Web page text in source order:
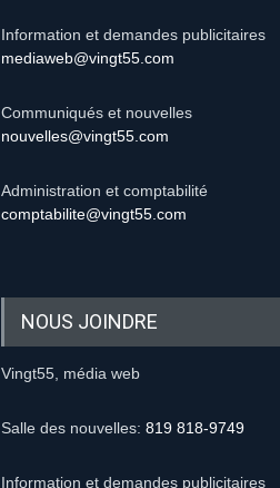
Information et demandes publicitaires
mediaweb@vingt55.com
Communiqués et nouvelles
nouvelles@vingt55.com
Administration et comptabilité
comptabilite@vingt55.com
NOUS JOINDRE
Vingt55, média web
Salle des nouvelles: 819 818-9749
Information et demandes publicitaires